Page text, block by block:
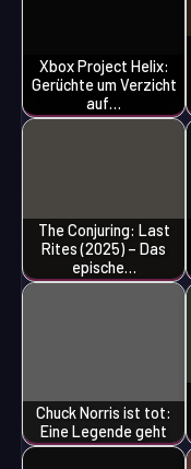
Xbox Project Helix:
Gerüchte um Verzicht
auf…
The Conjuring: Last
Rites (2025) – Das
epische…
Chuck Norris ist tot:
Eine Legende geht